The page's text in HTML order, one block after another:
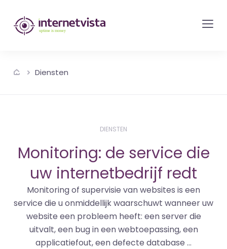
internetvista
monitoring
bewaking
van
internetdiensten
Uptime
money
Diensten
DIENSTEN
Monitoring: de service die
uw internetbedrijf redt
Monitoring of supervisie van websites is een
service die u onmiddellijk waarschuwt wanneer uw
website een probleem heeft: een server die
uitvalt, een bug in een webtoepassing, een
applicatiefout, een defecte database ...